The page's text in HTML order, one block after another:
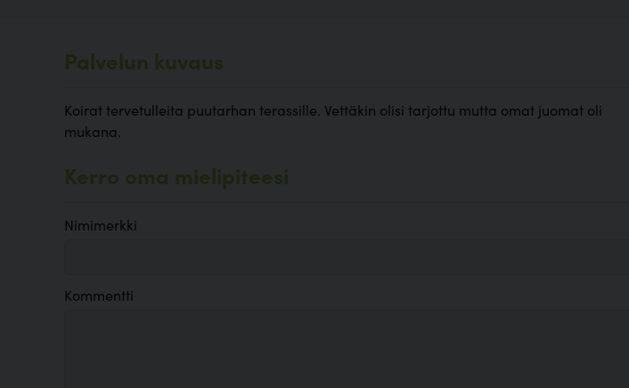
Palvelun kuvaus
Koirat tervetulleita puutarhan terassille. Vettäkin olisi tarjottu mutta omat juomat oli
mukana.
Kerro oma mielipiteesi
Nimimerkki
Kommentti